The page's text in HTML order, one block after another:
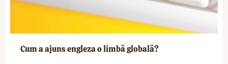
Cum a ajuns engleza o limbă globală?